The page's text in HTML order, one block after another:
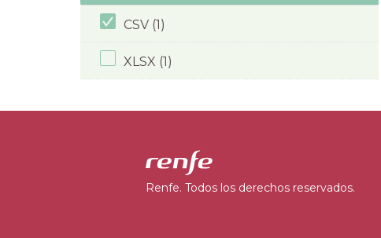
CSV (1)
XLSX (1)
Renfe. Todos los derechos reservados.